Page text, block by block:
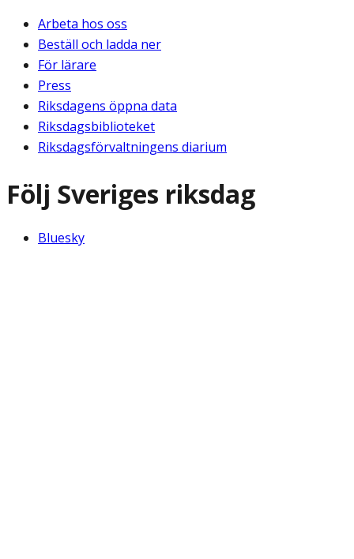
Arbeta hos oss
Beställ och ladda ner
För lärare
Press
Riksdagens öppna data
Riksdagsbiblioteket
Riksdagsförvaltningens diarium
Följ Sveriges riksdag
Bluesky